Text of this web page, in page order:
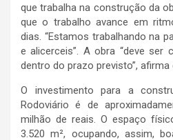
que trabalha na construção da
que o trabalho avance em
dias. “Estamos trabalhando na
e alicerceis”. A obra “deve ser
dentro do prazo previsto”, afirma
O investimento para a
Rodoviário é de
milhão de reais. O espaço
3.520 m², ocupando, assim,